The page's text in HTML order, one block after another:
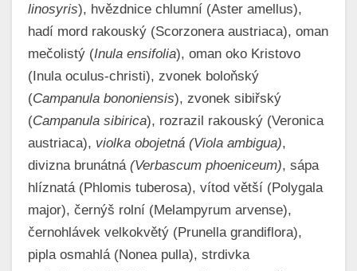
linosyris), hvězdnice chlumní (Aster amellus),
hadí mord rakouský (Scorzonera austriaca), oman
mečolistý (Inula ensifolia), oman oko Kristovo
(Inula oculus-christi), zvonek boloňský
(Campanula bononiensis), zvonek sibiřský
(Campanula sibirica), rozrazil rakouský (Veronica
austriaca), violka obojetná (Viola ambigua),
divizna brunátná (Verbascum phoeniceum), sápa
hlíznatá (Phlomis tuberosa), vítod větší (Polygala
major), černýš rolní (Melampyrum arvense),
černohlávek velkokvětý (Prunella grandiflora),
pipla osmahlá (Nonea pulla), strdivka